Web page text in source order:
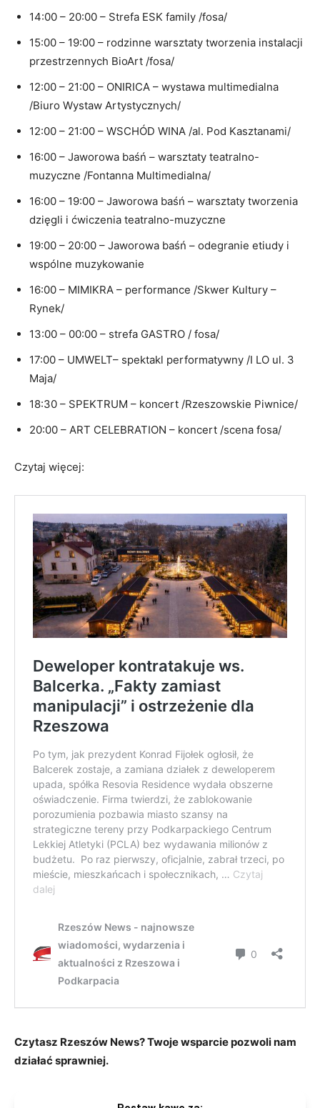
14:00 – 20:00 – Strefa ESK family /fosa/
15:00 – 19:00 – rodzinne warsztaty tworzenia instalacji
przestrzennych BioArt /fosa/
12:00 – 21:00 – ONIRICA – wystawa multimedialna
/Biuro Wystaw Artystycznych/
12:00 – 21:00 – WSCHÓD WINA /al. Pod Kasztanami/
16:00 – Jaworowa baśń – warsztaty teatralno-
muzyczne /Fontanna Multimedialna/
16:00 – 19:00 – Jaworowa baśń – warsztaty tworzenia
dzięgli i ćwiczenia teatralno-muzyczne
19:00 – 20:00 – Jaworowa baśń – odegranie etiudy i
wspólne muzykowanie
16:00 – MIMIKRA – performance /Skwer Kultury –
Rynek/
13:00 – 00:00 – strefa GASTRO / fosa/
17:00 – UMWELT– spektakl performatywny /I LO ul. 3
Maja/
18:30 – SPEKTRUM – koncert /Rzeszowskie Piwnice/
20:00 – ART CELEBRATION – koncert /scena fosa/
Czytaj więcej:
Czytasz Rzeszów News? Twoje wsparcie pozwoli nam
działać sprawniej.